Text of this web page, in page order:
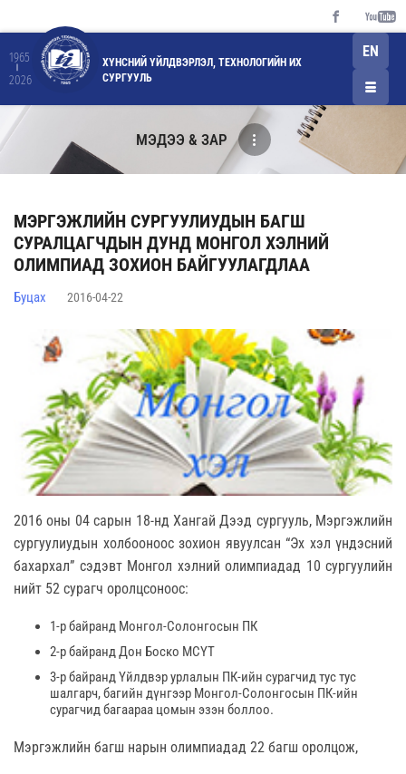
1965
2026
ХҮНСНИЙ ҮЙЛДВЭРЛЭЛ, ТЕХНОЛОГИЙН ИХ
СУРГУУЛЬ
EN
МЭДЭЭ & ЗАР
МЭРГЭЖЛИЙН СУРГУУЛИУДЫН БАГШ
СУРАЛЦАГЧДЫН ДУНД МОНГОЛ ХЭЛНИЙ
ОЛИМПИАД ЗОХИОН БАЙГУУЛАГДЛАА
Буцах 2016-04-22
2016 оны 04 сарын 18-нд Хангай Дээд сургууль, Мэргэжлийн
сургуулиудын холбооноос зохион явуулсан “Эх хэл үндэсний
бахархал” сэдэвт Монгол хэлний олимпиадад 10 сургуулийн
нийт 52 сурагч оролцсоноос:
1-р байранд Монгол-Солонгосын ПК
2-р байранд Дон Боско МСҮТ
3-р байранд Үйлдвэр урлалын ПК-ийн сурагчид тус тус
шалгарч, багийн дүнгээр Монгол-Солонгосын ПК-ийн
сурагчид багаараа цомын эзэн боллоо.
Мэргэжлийн багш нарын олимпиадад 22 багш оролцож,